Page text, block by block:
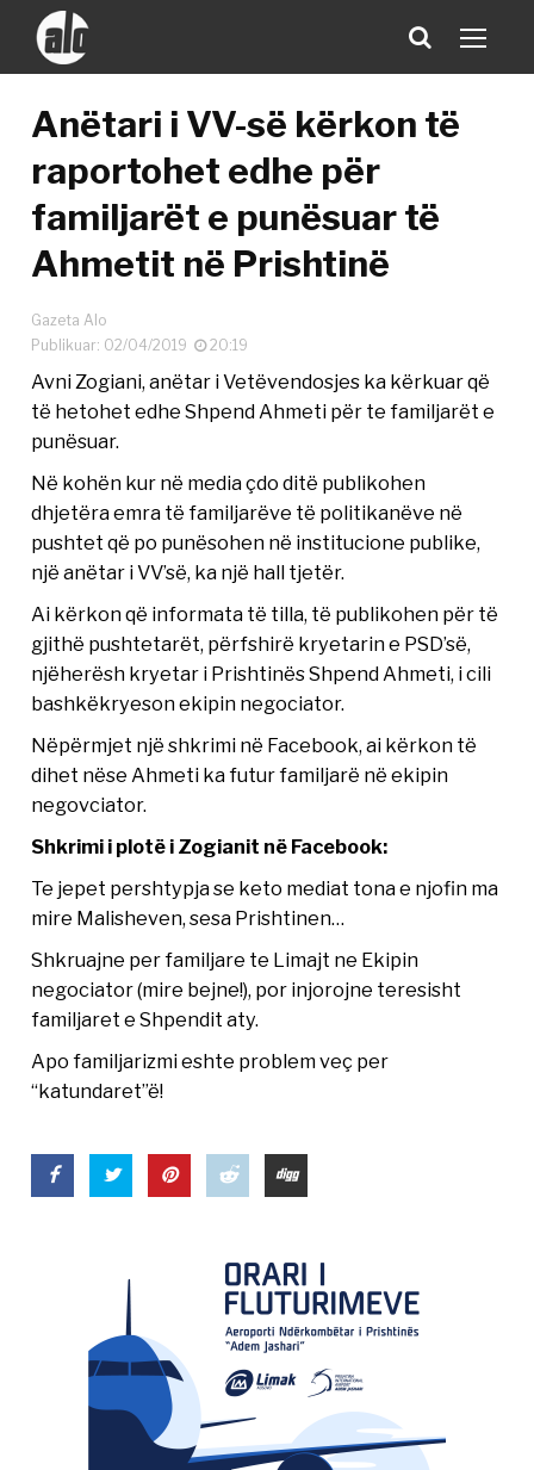
Anëtari i VV-së kërkon të
raportohet edhe për
familjarët e punësuar të
Ahmetit në Prishtinë
Gazeta Alo
Publikuar: 02/04/2019
20:19
Avni Zogiani, anëtar i Vetëvendosjes ka kërkuar që
të hetohet edhe Shpend Ahmeti për te familjarët e
punësuar.
Në kohën kur në media çdo ditë publikohen
dhjetëra emra të familjarëve të politikanëve në
pushtet që po punësohen në institucione publike,
një anëtar i VV’së, ka një hall tjetër.
Ai kërkon që informata të tilla, të publikohen për të
gjithë pushtetarët, përfshirë kryetarin e PSD’së,
njëherësh kryetar i Prishtinës Shpend Ahmeti, i cili
bashkëkryeson ekipin negociator.
Nëpërmjet një shkrimi në Facebook, ai kërkon të
dihet nëse Ahmeti ka futur familjarë në ekipin
negovciator.
Shkrimi i plotë i Zogianit në Facebook:
Te jepet pershtypja se keto mediat tona e njofin ma
mire Malisheven, sesa Prishtinen…
Shkruajne per familjare te Limajt ne Ekipin
negociator (mire bejne!), por injorojne teresisht
familjaret e Shpendit aty.
Apo familjarizmi eshte problem veç per
“katundaret”ë!